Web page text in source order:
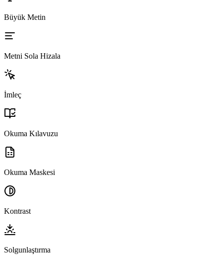
Büyük Metin
Metni Sola Hizala
İmleç
Okuma Kılavuzu
Okuma Maskesi
Kontrast
Solgunlaştırma